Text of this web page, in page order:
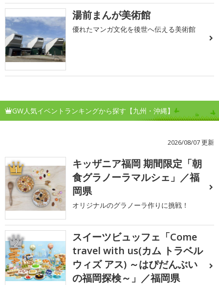
湯前まんが美術館
優れたマンガ文化を後世へ伝える美術館
GW人気イベントランキングから探す【九州・沖縄】
2026/08/07 更新
1
キッザニア福岡 期間限定「朝
食グラノーラマルシェ」／福
岡県
オリジナルのグラノーラ作りに挑戦！
2
スイーツビュッフェ「Come
travel with us(カム トラベル
ウィズ アス) ～はぴだんぶい
の福岡探検～」／福岡県